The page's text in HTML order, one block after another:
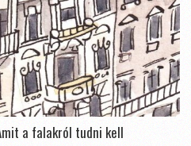
a falakról tudni kell